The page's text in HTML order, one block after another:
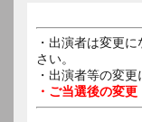
・出演者は変更
さい。
・出演者等の変
・ご当選後の変